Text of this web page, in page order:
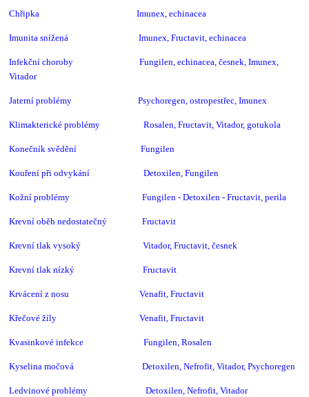
Chřipka Imunex, echinacea
Imunita snížená Imunex,Fructavit, echinacea
Infekční choroby Fungilen,echinacea, česnek, Imunex,
Vitador
Jaterní problémy Psychoregen, ostropestřec, Imunex
Klimakterické problémy Rosalen, Fructavit, Vitador, gotukola
Konečník svědění Fungilen
Kouření při odvykání Detoxilen, Fungilen
Kožní problémy Fungilen - Detoxilen - Fructavit, perila
Krevní oběh nedostatečný Fructavit
Krevní tlak vysoký Vitador, Fructavit, česnek
Krevní tlak nízký Fructavit
Krvácení z nosu Venafit, Fructavit
Křečové žíly Venafit, Fructavit
Kvasinkové infekce Fungilen, Rosalen
Kyselina močová Detoxilen, Nefrofit, Vitador, Psychoregen
Ledvinové problémy Detoxilen, Nefrofit, Vitador